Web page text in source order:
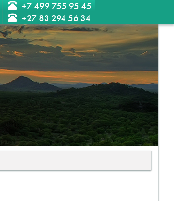
+7 499 755 95 45
+27 83 294 56 34